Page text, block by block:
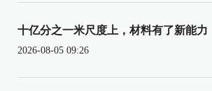
十亿分之一米尺度上，材料有了新能力
2026-08-05 09:26